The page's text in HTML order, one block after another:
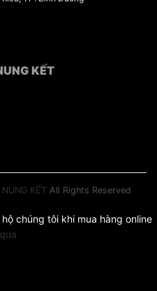
KẾT
KẾT All Rights Reserved
chúng tôi khi mua hàng online